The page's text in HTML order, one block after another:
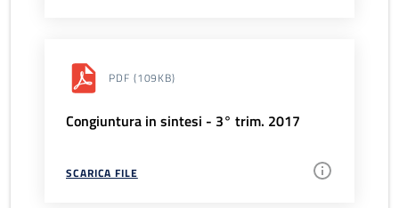
PDF (109KB)
Congiuntura in sintesi - 3° trim. 2017
SCARICA FILE